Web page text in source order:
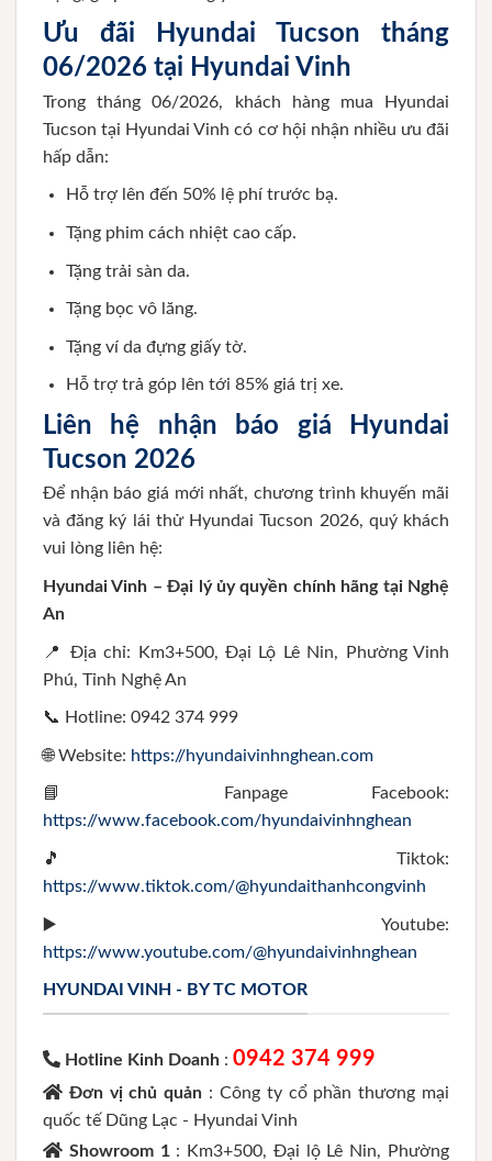
Ưu đãi Hyundai Tucson tháng
06/2026 tại Hyundai Vinh
Trong tháng 06/2026, khách hàng mua Hyundai
Tucson tại Hyundai Vinh có cơ hội nhận nhiều ưu đãi
hấp dẫn:
Hỗ trợ lên đến 50% lệ phí trước bạ.
Tặng phim cách nhiệt cao cấp.
Tặng trải sàn da.
Tặng bọc vô lăng.
Tặng ví da đựng giấy tờ.
Hỗ trợ trả góp lên tới 85% giá trị xe.
Liên hệ nhận báo giá Hyundai
Tucson 2026
Để nhận báo giá mới nhất, chương trình khuyến mãi
và đăng ký lái thử Hyundai Tucson 2026, quý khách
vui lòng liên hệ:
Hyundai Vinh – Đại lý ủy quyền chính hãng tại Nghệ
An
📍 Địa chỉ: Km3+500, Đại Lộ Lê Nin, Phường Vinh
Phú, Tỉnh Nghệ An
📞 Hotline: 0942 374 999
🌐 Website: https://hyundaivinhnghean.com
📘 Fanpage Facebook:
https://www.facebook.com/hyundaivinhnghean
🎵 Tiktok:
https://www.tiktok.com/@hyundaithanhcongvinh
▶️ Youtube:
https://www.youtube.com/@hyundaivinhnghean
HYUNDAI VINH - BY TC MOTOR
Hotline Kinh Doanh : 0942 374 999
Đơn vị chủ quản : Công ty cổ phần thương mại
quốc tế Dũng Lạc - Hyundai Vinh
Showroom 1 : Km3+500, Đại lộ Lê Nin, Phường